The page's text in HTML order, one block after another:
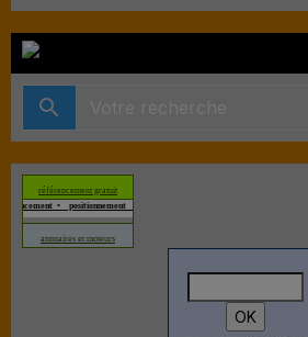
référencement gratuit
• positionnement • référencement manuel professionnel discount •
annuaires et moteurs